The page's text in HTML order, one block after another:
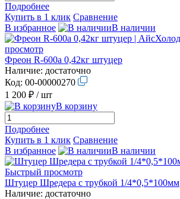
Подробнее
Купить в 1 клик Сравнение
В избранное
В наличии
просмотр
Фреон R-600а 0,42кг штуцер
Наличие: достаточно
Код: 00-00000270
1 200 ₽ / шт
В корзину
Подробнее
Купить в 1 клик Сравнение
В избранное
В наличии
Быстрый просмотр
Штуцер Шредера с трубкой 1/4*0,5*100мм
Наличие: достаточно